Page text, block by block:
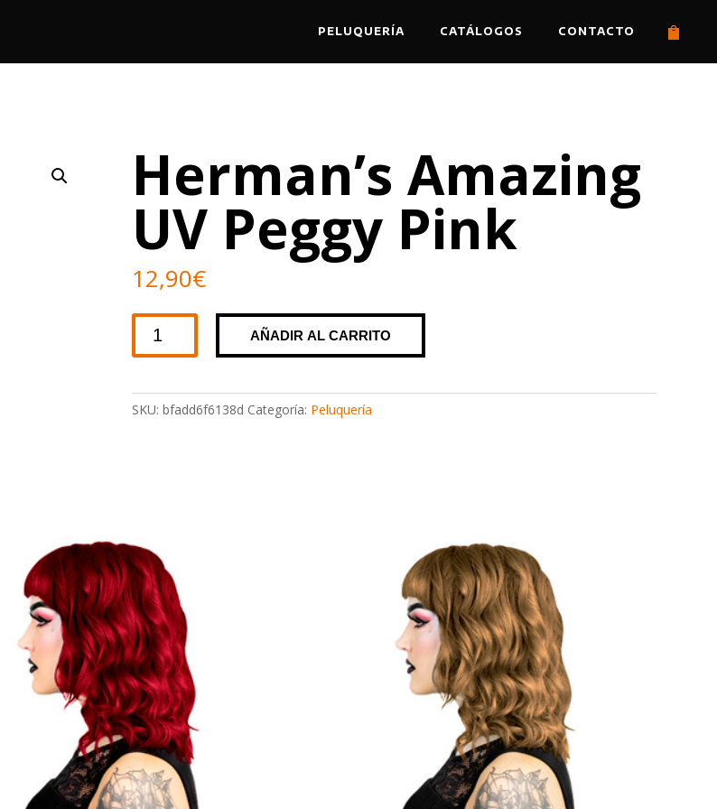
PELUQUERÍA CATÁLOGOS CONTACTO
Herman’s Amazing
UV Peggy Pink
12,90€
Herman's
Amazing
Pink
AÑADIR AL CARRITO
SKU:bfadd6f6138d Categoría: Peluquería